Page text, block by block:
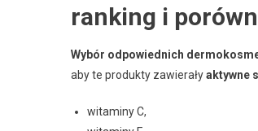
ranking i
Wybór odpowiednich
aby te produkty zawierałyaktywne
witaminy C,